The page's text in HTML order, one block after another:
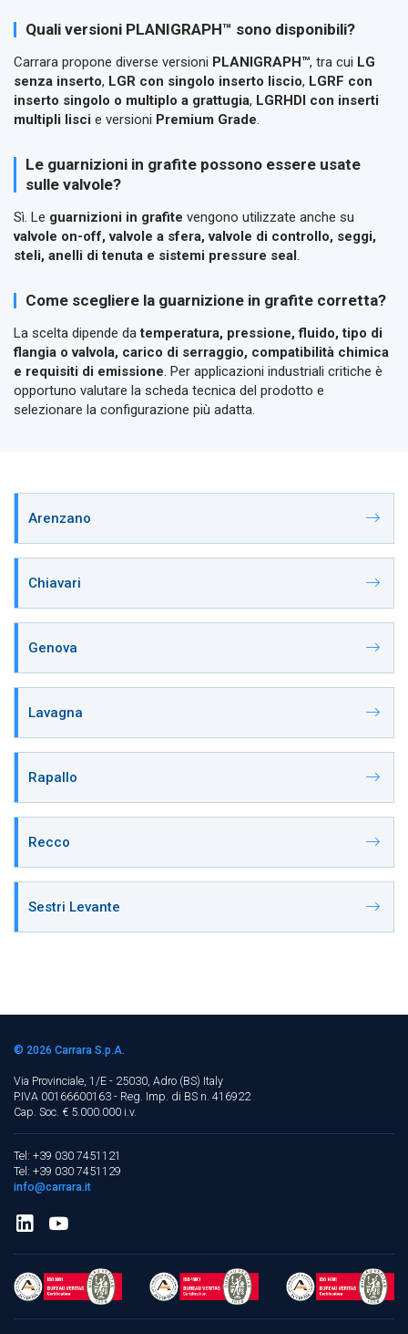
Quali versioni PLANIGRAPH™ sono disponibili?
Carrara propone diverse versioni PLANIGRAPH™, tra cui LG
senza inserto, LGR con singolo inserto liscio, LGRF con
inserto singolo o multiplo a grattugia, LGRHDI con inserti
multipli lisci e versioni Premium Grade.
Le guarnizioni in grafite possono essere usate
sulle valvole?
Sì. Le guarnizioni in grafite vengono utilizzate anche su
valvole on-off, valvole a sfera, valvole di controllo, seggi,
steli, anelli di tenuta e sistemi pressure seal .
Come scegliere la guarnizione in grafite corretta?
La scelta dipende datemperatura, pressione, fluido, tipo di
flangia o valvola, carico di serraggio, compatibilità chimica
e requisiti di emissione. Per applicazioni industriali critiche è
opportuno valutare la scheda tecnica del prodotto e
selezionare la configurazione più adatta.
Arenzano
Chiavari
Genova
Lavagna
Rapallo
Recco
Sestri Levante
© 2026 Carrara S.p.A.
Via Provinciale, 1/E - 25030, Adro (BS) Italy
P.IVA 00166600163 - Reg. Imp. di BS n. 416922
Cap. Soc. € 5.000.000 i.v.
Tel: +39 030 7451121
Tel: +39 030 7451129
info@carrara.it